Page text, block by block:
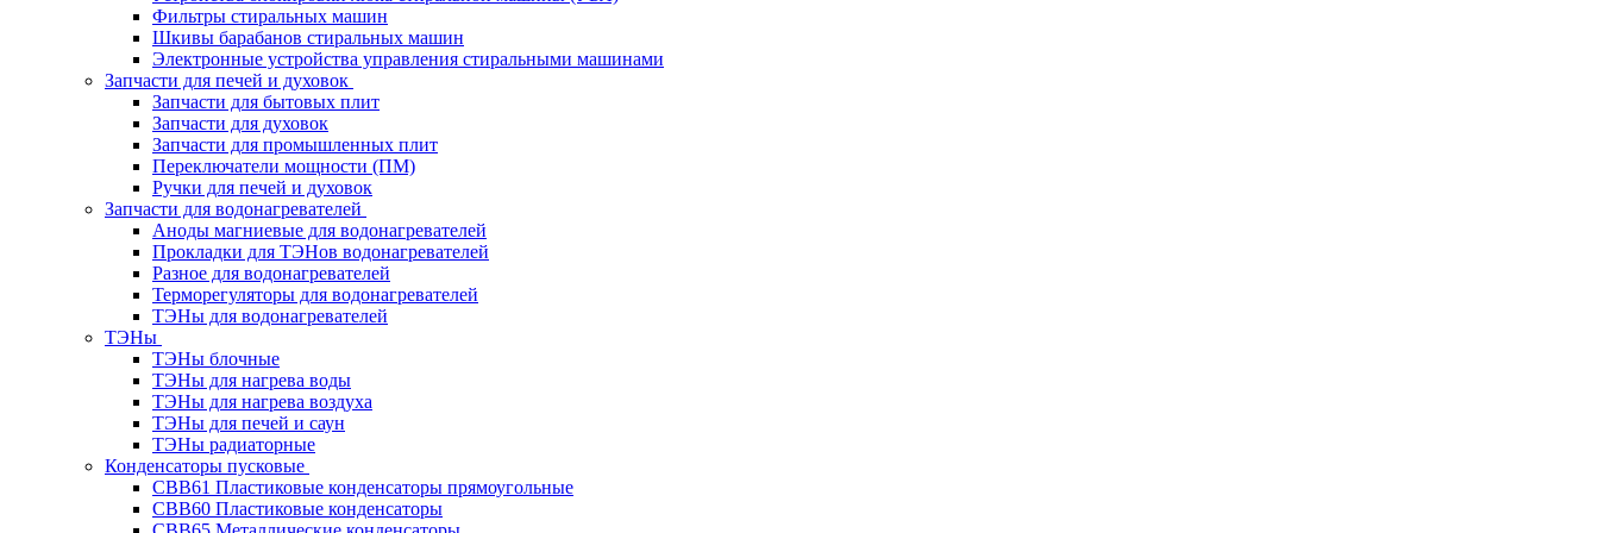
Фильтры стиральных машин
Шкивы барабанов стиральных машин
Электронные устройства управления стиральными машинами
Запчасти для печей и духовок
Запчасти для бытовых плит
Запчасти для духовок
Запчасти для промышленных плит
Переключатели мощности (ПМ)
Ручки для печей и духовок
Запчасти для водонагревателей
Аноды магниевые для водонагревателей
Прокладки для ТЭНов водонагревателей
Разное для водонагревателей
Терморегуляторы для водонагревателей
ТЭНы для водонагревателей
ТЭНы
ТЭНы блочные
ТЭНы для нагрева воды
ТЭНы для нагрева воздуха
ТЭНы для печей и саун
ТЭНы радиаторные
Конденсаторы пусковые
CBB61 Пластиковые конденсаторы прямоугольные
CBB60 Пластиковые конденсаторы